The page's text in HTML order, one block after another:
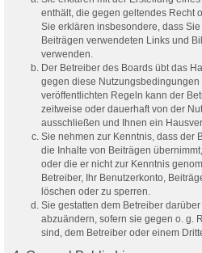
enthält, die gegen geltendes Recht
Sie erklären insbesondere, dass
Beiträgen verwendeten Links und
verwenden.
Der Betreiber des Boards übt das
gegen diese Nutzungsbedingungen
veröffentlichten Regeln kann der
zeitweise oder dauerhaft von der
ausschließen und Ihnen ein
Sie nehmen zur Kenntnis, dass der
die Inhalte von Beiträgen
oder die er nicht zur Kenntnis
Betreiber, Ihr Benutzerkonto,
löschen oder zu sperren.
Sie gestatten dem Betreiber
abzuändern, sofern sie gegen o. g.
sind, dem Betreiber oder einem